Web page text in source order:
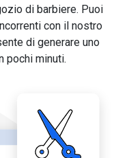
di barbiere. Puoi
con il nostro
di generare uno
pochi minuti.